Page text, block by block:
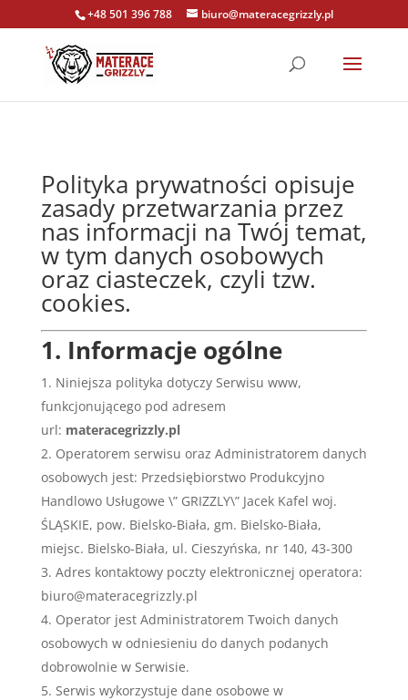
+48 501 396 788 biuro@materacegrizzly.pl
Polityka prywatności opisuje
zasady przetwarzania przez
nas informacji na Twój temat,
w tym danych osobowych
oraz ciasteczek, czyli tzw.
cookies.
1. Informacje ogólne
Niniejsza polityka dotyczy Serwisu www,
funkcjonującego pod adresem
url: materacegrizzly.pl
Operatorem serwisu oraz Administratorem danych
osobowych jest: Przedsiębiorstwo Produkcyjno
Handlowo Usługowe \” GRIZZLY\” Jacek Kafel woj.
ŚLĄSKIE, pow. Bielsko-Biała, gm. Bielsko-Biała,
miejsc. Bielsko-Biała, ul. Cieszyńska, nr 140, 43-300
Adres kontaktowy poczty elektronicznej operatora:
biuro@materacegrizzly.pl
Operator jest Administratorem Twoich danych
osobowych w odniesieniu do danych podanych
dobrowolnie w Serwisie.
Serwis wykorzystuje dane osobowe w